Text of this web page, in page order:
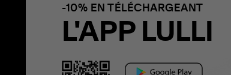
-10% EN TÉLÉCHARGEANT
L'APP LULLI